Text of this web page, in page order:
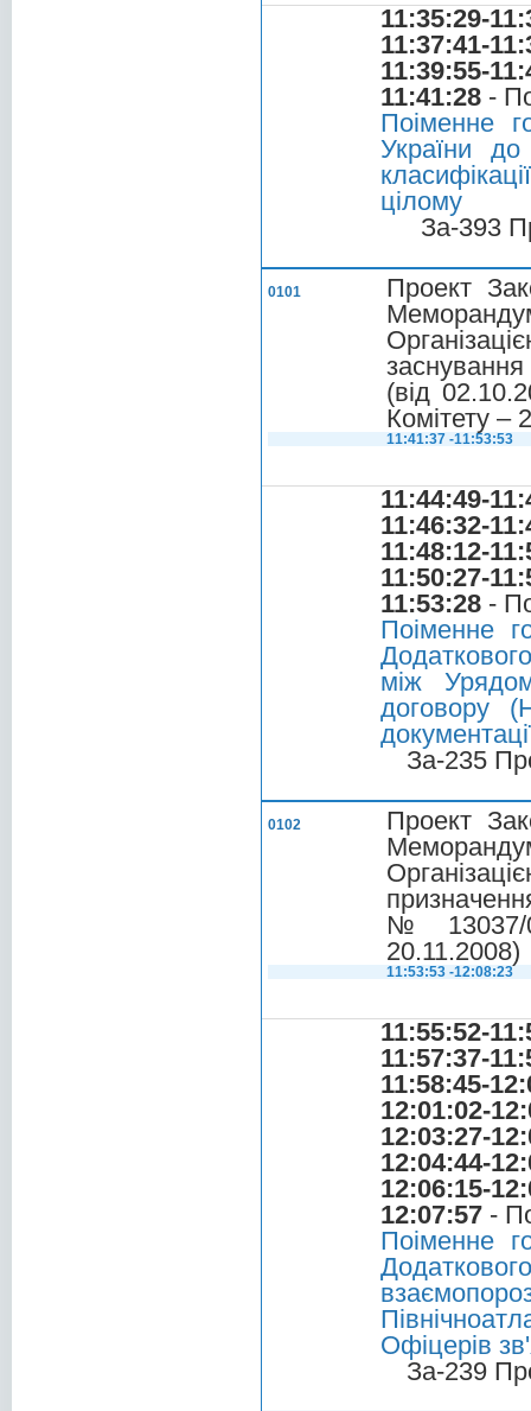
11:35:29-
11:37:41-
11:39:55-
11:41:28 -
Поіменне
України до
цілому
За-393
0101
Проект
заснування
(вiд
Комітету –
11:41:37 -11:53:53
11:44:49-
11:46:32-
11:48:12-
11:50:27-
11:53:28 -
Поіменне
між Урядом
договору
За-235
0102
Проект
№ 13037/
20.11.2008)
11:53:53 -12:08:23
11:55:52-
11:57:37-
11:58:45-
12:01:02-
12:03:27-
12:04:44-
12:06:15-
12:07:57 -
Поіменне
Офіцерів
За-239